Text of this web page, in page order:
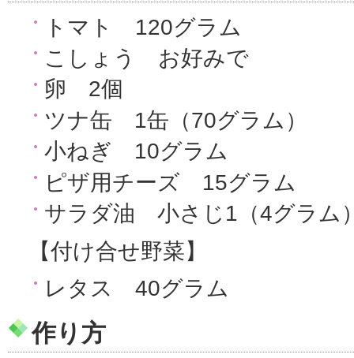
トマト 120グラム
こしょう お好みで
卵 2個
ツナ缶 1缶（70グラム）
小ねぎ 10グラム
ピザ用チーズ 15グラム
サラダ油 小さじ1（4グラム
【付け合せ野菜】
レタス 40グラム
作り方